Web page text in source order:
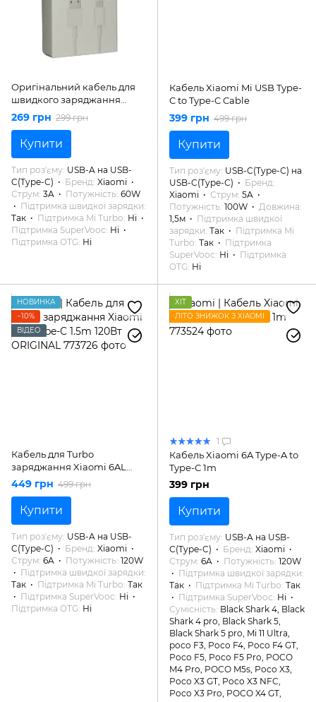
Оригінальний кабель для
швидкого заряджання
Xiaomi USB - Type-C 3A
ORIGINAL
269 грн 299 грн
Купити
Тип роз'єму USB-A на USB-
C(Type-C)
Бренд Xiaomi
Струм 3A Потужність 60W
Підтримка швидкої зарядки
Так
Підтримка Mi Turbo Ні
Підтримка SuperVooc Ні
Підтримка OTG Ні
Кабель Xiaomi Mi USB Type-
C to Type-C Cable
399 грн 499 грн
Купити
Тип роз'єму USB-C(Type-C) на
USB-C(Type-C)
Бренд
Xiaomi
Струм 5A
Потужність 100W
Довжина
1,5м
Підтримка швидкої
зарядки Так
Підтримка Mi
Turbo Так
Підтримка
SuperVooc Ні
Підтримка
OTG Ні
НОВИНКА
−10%
ВІДЕО
Кабель для Turbo
заряджання Xiaomi 6AL
Type-C 1.5m 120Вт ORIGINAL
449 грн 499 грн
Купити
Тип роз'єму USB-A на USB-
C(Type-C)
Бренд Xiaomi
Струм 6A Потужність 120W
Підтримка швидкої зарядки
Так
Підтримка Mi Turbo Так
Підтримка SuperVooc Ні
Підтримка OTG Ні
ХІТ
ЛІТО ЗНИЖОК З XIAOMI
1
Кабель Xiaomi 6A Type-A to
Type-C 1m
399 грн
Купити
Тип роз'єму USB-A на USB-
C(Type-C)
Бренд Xiaomi
Струм 6A Потужність 120W
Підтримка швидкої зарядки
Так
Підтримка Mi Turbo Так
Підтримка SuperVooc Ні
Сумісність Black Shark 4, Black
Shark 4 pro, Black Shark 5,
Black Shark 5 pro, Mi 11 Ultra,
poco F3, Poco F4, Poco F4 GT,
Poco F5, Poco F5 Pro, POCO
M4 Pro, POCO M5s, Poco X3,
Poco X3 GT, Poco X3 NFC,
Poco X3 Pro, POCO X4 GT,